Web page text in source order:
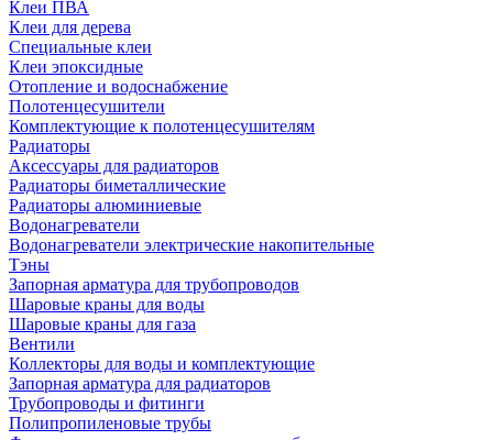
Клеи ПВА
Клеи для дерева
Специальные клеи
Клеи эпоксидные
Отопление и водоснабжение
Полотенцесушители
Комплектующие к полотенцесушителям
Радиаторы
Аксессуары для радиаторов
Радиаторы биметаллические
Радиаторы алюминиевые
Водонагреватели
Водонагреватели электрические накопительные
Тэны
Запорная арматура для трубопроводов
Шаровые краны для воды
Шаровые краны для газа
Вентили
Коллекторы для воды и комплектующие
Запорная арматура для радиаторов
Трубопроводы и фитинги
Полипропиленовые трубы